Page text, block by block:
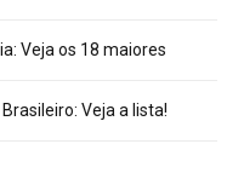
Veja os 18 maiores
Veja a lista!